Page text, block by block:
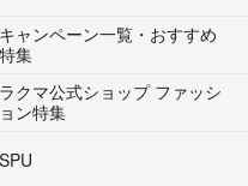
キャンペーン一覧・おすすめ
特集
ラクマ公式ショップ ファッシ
ョン特集
SPU